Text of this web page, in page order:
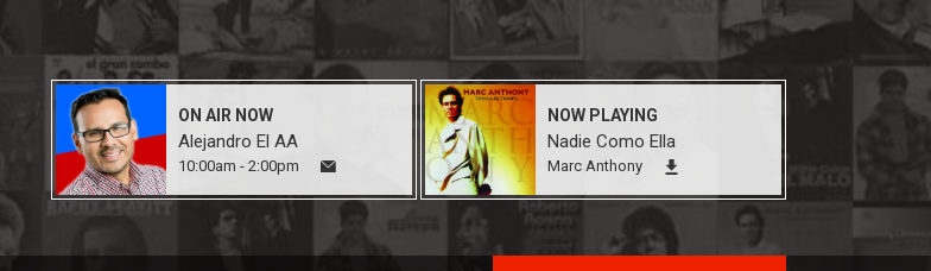
ON AIR NOW
Alejandro El AA
10:00am - 2:00pm
NOW PLAYING
Nadie Como Ella
Marc Anthony